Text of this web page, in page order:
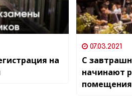
на
07.03.2021
С
начинают
помещения